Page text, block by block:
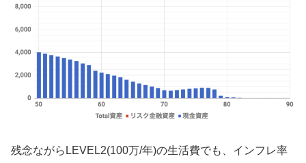
残念ながらLEVEL2(100万/年)の生活費でも、インフレ率